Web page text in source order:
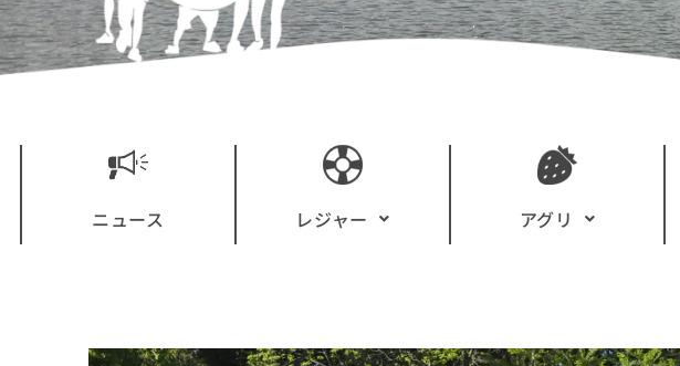
ニュース レジャー アグリ